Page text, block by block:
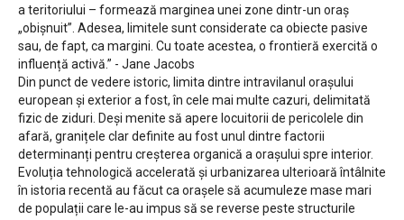
a teritoriului – formează marginea unei zone dintr-un oraș
„obișnuit”. Adesea, limitele sunt considerate ca obiecte pasive
sau, de fapt, ca margini. Cu toate acestea, o frontieră exercită o
influență activă.” - Jane Jacobs
Din punct de vedere istoric, limita dintre intravilanul orașului
european și exterior a fost, în cele mai multe cazuri, delimitată
fizic de ziduri. Deși menite să apere locuitorii de pericolele din
afară, granițele clar definite au fost unul dintre factorii
determinanți pentru creșterea organică a orașului spre interior.
Evoluția tehnologică accelerată și urbanizarea ulterioară întâlnite
în istoria recentă au făcut ca orașele să acumuleze mase mari
de populații care le-au impus să se reverse peste structurile